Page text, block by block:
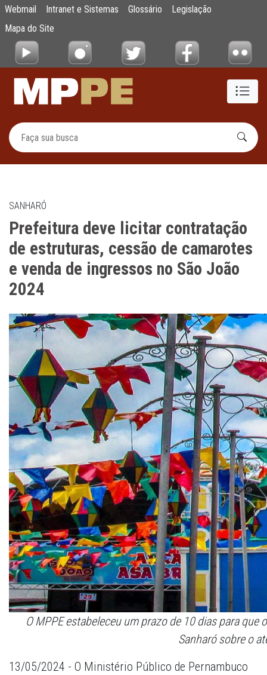
Pular para o Conteúdo principal
Prefeitura deve licitar contratação de
Webmail Intranet e Sistemas Glossário
Legislação
Mapa do Site
SANHARÓ
Prefeitura deve licitar contratação
de estruturas, cessão de camarotes
e venda de ingressos no São João
2024
O MPPE estabeleceu um prazo de 10 dias para
Sanharó sobre o
13/05/2024 - O Ministério Público de Pernambuco